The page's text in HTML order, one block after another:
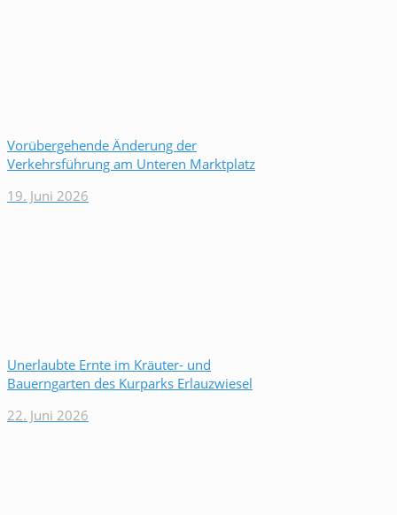
Vorübergehende Änderung der
Verkehrsführung am Unteren Marktplatz
19. Juni 2026
Unerlaubte Ernte im Kräuter- und
Bauerngarten des Kurparks Erlauzwiesel
22. Juni 2026